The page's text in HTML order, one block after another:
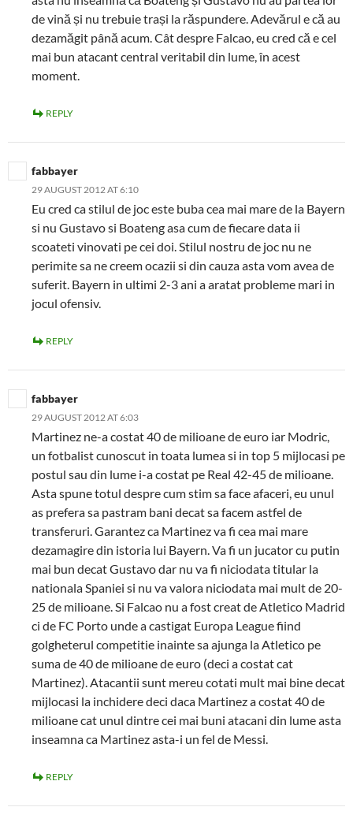
de vină și nu trebuie trași la răspundere. Adevărul e că au
dezamăgit până acum. Cât despre Falcao, eu cred că e cel
mai bun atacant central veritabil din lume, în acest
moment.
REPLY
fabbayer
29 AUGUST 2012 AT 6:10
Eu cred ca stilul de joc este buba cea mai mare de la Bayern
si nu Gustavo si Boateng asa cum de fiecare data ii
scoateti vinovati pe cei doi. Stilul nostru de joc nu ne
perimite sa ne creem ocazii si din cauza asta vom avea de
suferit. Bayern in ultimi 2-3 ani a aratat probleme mari in
jocul ofensiv.
REPLY
fabbayer
29 AUGUST 2012 AT 6:03
Martinez ne-a costat 40 de milioane de euro iar Modric,
un fotbalist cunoscut in toata lumea si in top 5 mijlocasi pe
postul sau din lume i-a costat pe Real 42-45 de milioane.
Asta spune totul despre cum stim sa face afaceri, eu unul
as prefera sa pastram bani decat sa facem astfel de
transferuri. Garantez ca Martinez va fi cea mai mare
dezamagire din istoria lui Bayern. Va fi un jucator cu putin
mai bun decat Gustavo dar nu va fi niciodata titular la
nationala Spaniei si nu va valora niciodata mai mult de 20-
25 de milioane. Si Falcao nu a fost creat de Atletico Madrid
ci de FC Porto unde a castigat Europa League fiind
golgheterul competitie inainte sa ajunga la Atletico pe
suma de 40 de milioane de euro (deci a costat cat
Martinez). Atacantii sunt mereu cotati mult mai bine decat
mijlocasi la inchidere deci daca Martinez a costat 40 de
milioane cat unul dintre cei mai buni atacani din lume asta
inseamna ca Martinez asta-i un fel de Messi.
REPLY